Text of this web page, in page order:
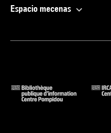
Espacio mecenas